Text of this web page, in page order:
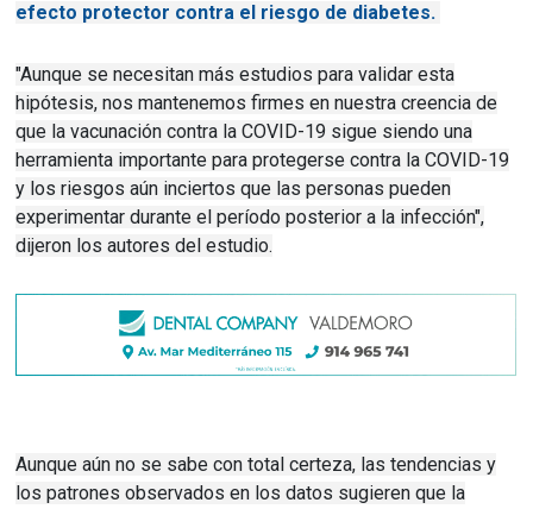
efecto protector contra el riesgo de diabetes.
"Aunque se necesitan más estudios para validar esta
hipótesis, nos mantenemos firmes en nuestra creencia de
que la vacunación contra la COVID-19 sigue siendo una
herramienta importante para protegerse contra la COVID-19
y los riesgos aún inciertos que las personas pueden
experimentar durante el período posterior a la infección",
dijeron los autores del estudio.
Aunque aún no se sabe con total certeza, las tendencias y
los patrones observados en los datos sugieren que la